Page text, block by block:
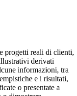
progetti reali di clienti,
derivati
informazioni, tra
e i risultati,
o presentate a